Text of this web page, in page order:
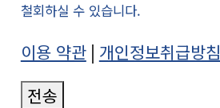
철회하실 수 있습니다.
이용 약관| 개인정보취급방침
전송